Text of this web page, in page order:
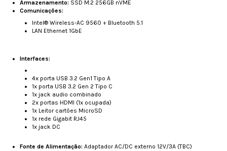
Armazenamento: SSD M.2 256GB nVME
Comunicações:
Intel® Wireless-AC 9560 + Bluetooth 5.1
LAN Ethernet 1GbE
Interfaces:
4x porta USB 3.2 Gen1 Tipo A
1x porta USB 3.2 Gen 2 Tipo C
1x jack audio combinado
2x portas HDMI (1x ocupada)
1x Leitor cartões MicroSD
1x rede Gigabit RJ45
1x jack DC
Fonte de Alimentação: Adaptador AC/DC externo 12V/3A (TBC)